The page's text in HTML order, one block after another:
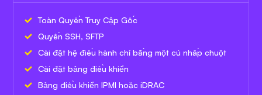
Toàn Quyền Truy Cập Gốc
Quyền SSH, SFTP
Cài đặt hệ điều hành chỉ bằng một cú nhấp chuột
Cài đặt bảng điều khiển
Bảng điều khiển IPMI hoặc iDRAC